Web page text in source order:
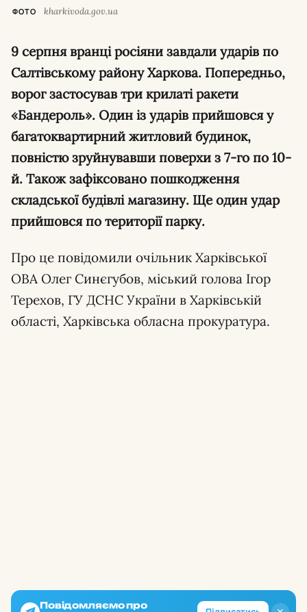
ФОТО kharkivoda.gov.ua
9 серпня вранці росіяни завдали ударів по
Салтівському району Харкова. Попередньо,
ворог застосував три крилаті ракети
«Бандероль». Один із ударів прийшовся у
багатоквартирний житловий будинок,
повністю зруйнувавши поверхи з 7-го по 10-
й. Також зафіксовано пошкодження
складської будівлі магазину. Ще один удар
прийшовся по території парку.
Про це повідомили очільник Харківської
ОВА Олег Синєгубов, міський голова Ігор
Терехов, ГУ ДСНС України в Харківській
області, Харківська обласна прокуратура.
Повідомляємо про